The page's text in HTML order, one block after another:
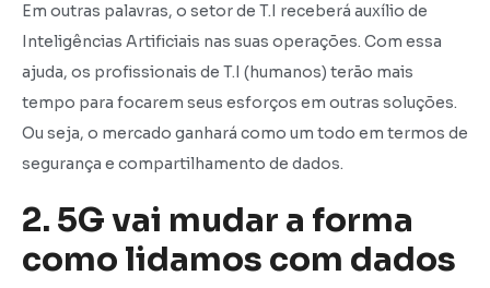
Em outras palavras, o setor de T.I receberá auxílio de
Inteligências Artificiais nas suas operações. Com essa
ajuda, os profissionais de T.I (humanos) terão mais
tempo para focarem seus esforços em outras soluções.
Ou seja, o mercado ganhará como um todo em termos de
segurança e compartilhamento de dados.
2. 5G vai mudar a forma
como lidamos com dados